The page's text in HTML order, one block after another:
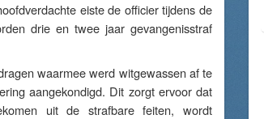
eiste de officier tijdens de
drie en twee jaar gevangenisstraf
waarmee werd witgewassen af te
aangekondigd. Dit zorgt ervoor dat
uit de strafbare feiten, wordt